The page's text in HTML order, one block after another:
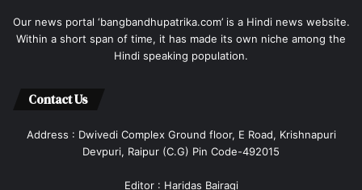
Our news portal ‘bangbandhupatrika.com’ is a Hindi news website.
Within a short span of time, it has made its own niche among the
Hindi speaking population.
Contact Us
Address : Dwivedi Complex Ground floor, E Road, Krishnapuri
Devpuri, Raipur (C.G) Pin Code-492015
Editor : Haridas Bairagi